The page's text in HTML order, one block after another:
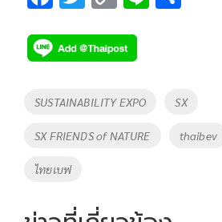
e
b
o
o
k
tt
er
p
y
Li
n
k
Tags
SUSTAINABILITY EXPO SX
SX FRIENDS of NATURE thaibev
ไทยเบฟ